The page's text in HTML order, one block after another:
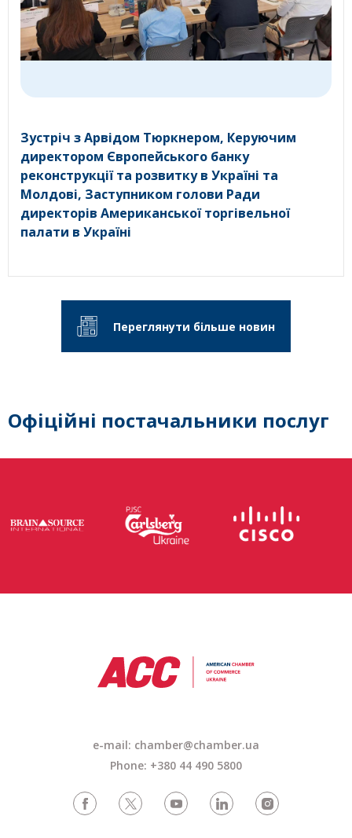
Зустріч з Арвідом Тюркнером, Керуючим
директором Європейського банку
реконструкції та розвитку в Україні та
Молдові, Заступником голови Ради
директорів Американської торгівельної
палати в Україні
Переглянути більше новин
Офіційні постачальники послуг
e-mail: chamber@chamber.ua
Phone: +380 44 490 5800